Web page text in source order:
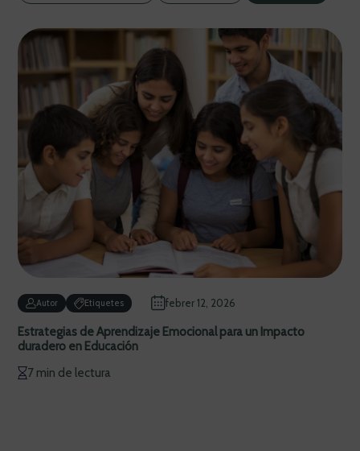
Autor Etiquetes febrer 12, 2026
Estrategias de Aprendizaje Emocional para un Impacto
duradero en Educación
7 min de lectura